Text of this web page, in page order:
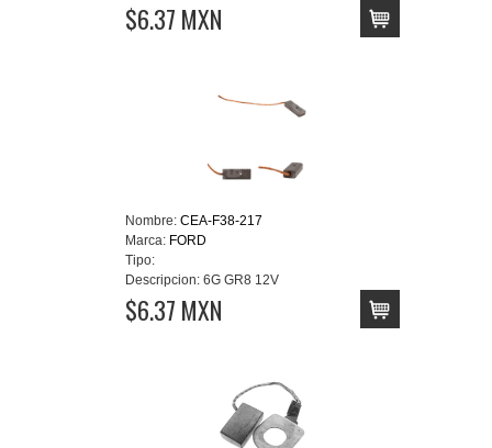
$6.37 MXN
Nombre: CEA-F38-217
Marca: FORD
Tipo:
Descripcion: 6G GR8 12V
$6.37 MXN